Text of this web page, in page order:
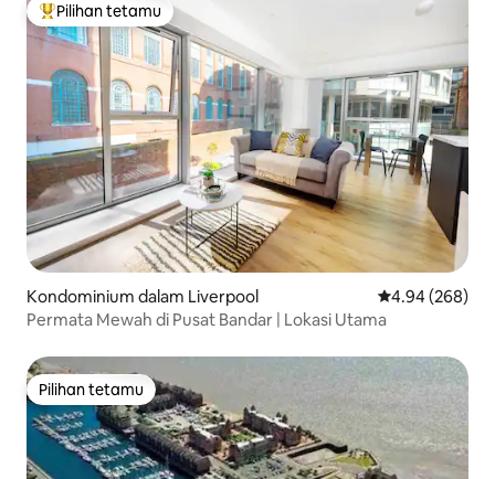
Pilihan utama tetamu
Pilihan tetamu
Kondominium dalam Liverpool Penarafan
4.94 (268)
Permata Mewah di Pusat Bandar | Lokasi Utama
Pilihan tetamu
Pilihan tetamu